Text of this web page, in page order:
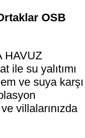
OSB
HAVUZ
ile su yalıtımı
ve suya karşı
villalarınızda